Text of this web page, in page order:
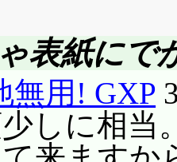
表紙にで
無用! GXP
しに相当